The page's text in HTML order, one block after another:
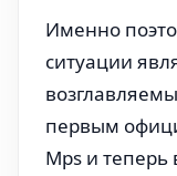
Именно
ситуации
первым
Mps и